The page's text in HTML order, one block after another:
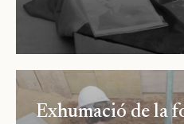
Exhumació de la